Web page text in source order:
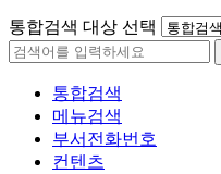
통합검색 대상 선택
통합검색
메뉴검색
부서전화번호
컨텐츠